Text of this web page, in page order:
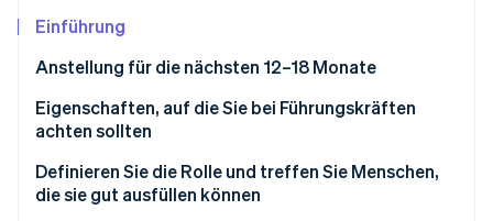
Atlas
Start-up-Gründung
CO₂-Entnahme
Online-Identitätsprüfung
Partner
Stripe App-Marktplatz
Einführung
Anstellung für die nächsten 12–18 Monate
Eigenschaften, auf die Sie bei Führungskräften
achten sollten
Definieren Sie die Rolle und treffen Sie Menschen,
die sie gut ausfüllen können